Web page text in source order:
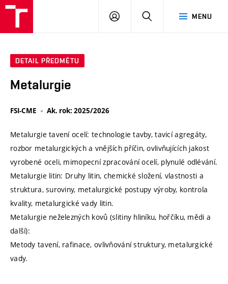
MENU
PŘIHLÁSIT
DETAIL PŘEDMĚTU
Metalurgie
FSI-CME Ak. rok: 2025/2026
Metalurgie tavení ocelí: technologie tavby, tavicí agregáty,
rozbor metalurgických a vnějších příčin, ovlivňujících jakost
vyrobené oceli, mimopecní zpracování ocelí, plynulé odlévání.
Metalurgie litin: Druhy litin, chemické složení, vlastnosti a
struktura, suroviny, metalurgické postupy výroby, kontrola
kvality, metalurgické vady litin.
Metalurgie neželezných kovů (slitiny hliníku, hořčíku, mědi a
další):
Metody tavení, rafinace, ovlivňování struktury, metalurgické
vady.